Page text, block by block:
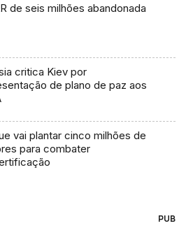
de seis milhões abandonada
critica Kiev por
de plano de paz aos
vai plantar cinco milhões de
para combater
PUB